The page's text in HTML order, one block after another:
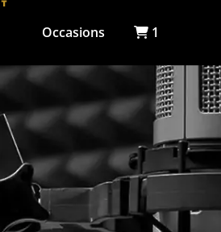
Occasions 1